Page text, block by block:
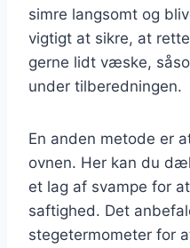
simre langsomt og
vigtigt at sikre, at
gerne lidt væske,
under tilberedningen.
En anden metode er
ovnen. Her kan du
et lag af svampe for
saftighed. Det
stegetermometer for